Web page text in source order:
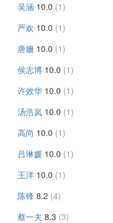
吴涵 10.0 (1)
严欢 10.0 (1)
唐姗 10.0 (1)
侯志博 10.0 (1)
许效华 10.0 (1)
汤浩岚 10.0 (1)
高尚 10.0 (1)
吕琳媛 10.0 (1)
王洋 10.0 (1)
陈锋 8.2 (4)
蔡一夫 8.3 (3)